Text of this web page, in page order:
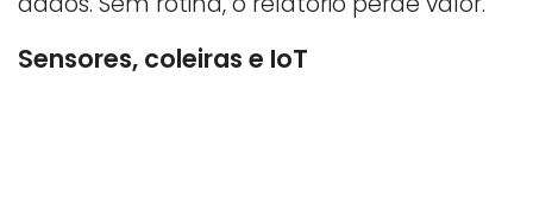
Sensores, coleiras e IoT